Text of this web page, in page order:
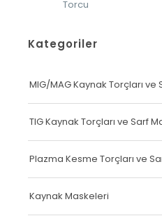
Torcu
Kategoriler
MIG/MAG Kaynak Torçları
TIG Kaynak Torçları ve Sarf
Plazma Kesme Torçları ve
Kaynak Maskeleri